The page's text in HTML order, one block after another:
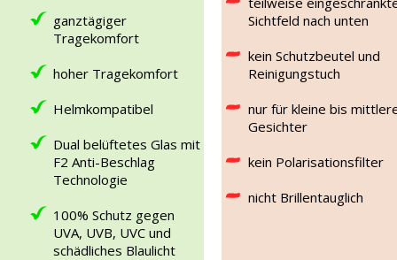
ganztägiger
Tragekomfort
hoher Tragekomfort
Helmkompatibel
Dual belüftetes Glas mit
F2 Anti-Beschlag
Technologie
100% Schutz gegen
UVA, UVB, UVC und
schädliches Blaulicht
Sichtfeld nach unten
kein Schutzbeutel und
Reinigungstuch
nur für kleine bis
Gesichter
kein Polarisationsfilter
nicht Brillentauglich